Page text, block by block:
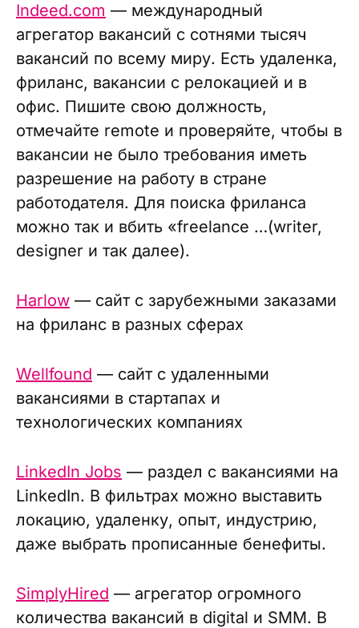
Indeed.com — международный
агрегатор вакансий с сотнями тысяч
вакансий по всему миру. Есть удаленка,
фриланс, вакансии с релокацией и в
офис. Пишите свою должность,
отмечайте remote и проверяйте, чтобы в
вакансии не было требования иметь
разрешение на работу в стране
работодателя. Для поиска фриланса
можно так и вбить «freelance …(writer,
designer и так далее).
Harlow — сайт с зарубежными заказами
на фриланс в разных сферах
Wellfound — сайт с удаленными
вакансиями в стартапах и
технологических компаниях
LinkedIn Jobs — раздел с вакансиями на
LinkedIn. В фильтрах можно выставить
локацию, удаленку, опыт, индустрию,
даже выбрать прописанные бенефиты.
SimplyHired — агрегатор огромного
количества вакансий в digital и SMM. В